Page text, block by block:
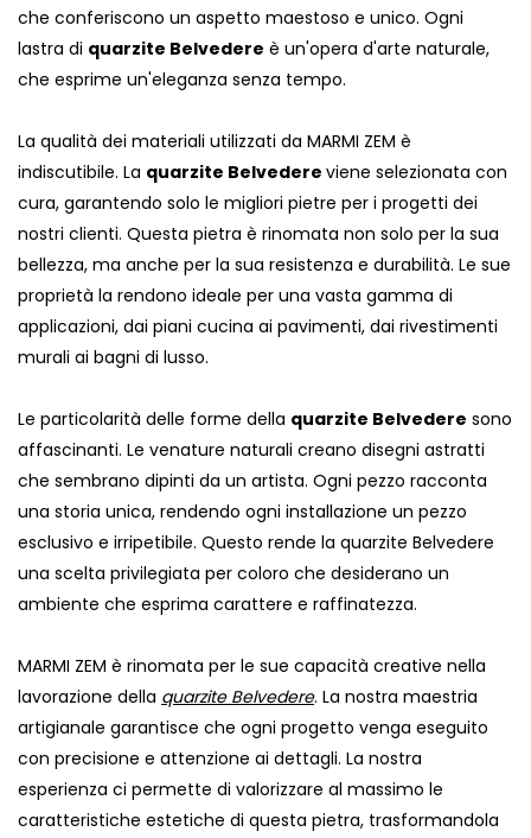
che conferiscono un aspetto maestoso e unico. Ogni
lastra di quarzite Belvedere è un'opera d'arte naturale,
che esprime un'eleganza senza tempo.
La qualità dei materiali utilizzati da MARMI ZEM è
indiscutibile. La quarzite Belvedere viene selezionata con
cura, garantendo solo le migliori pietre per i progetti dei
nostri clienti. Questa pietra è rinomata non solo per la sua
bellezza, ma anche per la sua resistenza e durabilità. Le sue
proprietà la rendono ideale per una vasta gamma di
applicazioni, dai piani cucina ai pavimenti, dai rivestimenti
murali ai bagni di lusso.
Le particolarità delle forme della quarzite Belvedere sono
affascinanti. Le venature naturali creano disegni astratti
che sembrano dipinti da un artista. Ogni pezzo racconta
una storia unica, rendendo ogni installazione un pezzo
esclusivo e irripetibile. Questo rende la quarzite Belvedere
una scelta privilegiata per coloro che desiderano un
ambiente che esprima carattere e raffinatezza.
MARMI ZEM è rinomata per le sue capacità creative nella
lavorazione della quarzite Belvedere. La nostra maestria
artigianale garantisce che ogni progetto venga eseguito
con precisione e attenzione ai dettagli. La nostra
esperienza ci permette di valorizzare al massimo le
caratteristiche estetiche di questa pietra, trasformandola